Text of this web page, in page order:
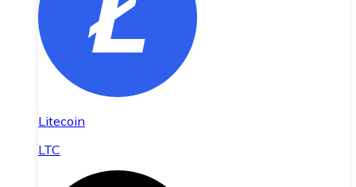
Litecoin
LTC